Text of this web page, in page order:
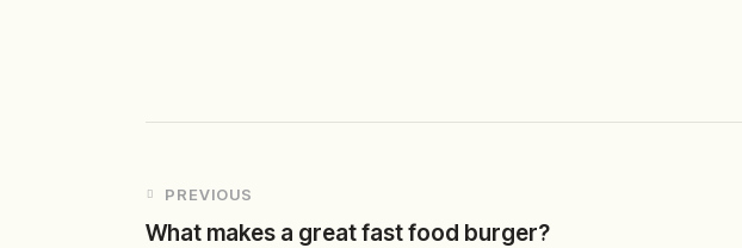
PREVIOUS
What makes a great fast food burger?